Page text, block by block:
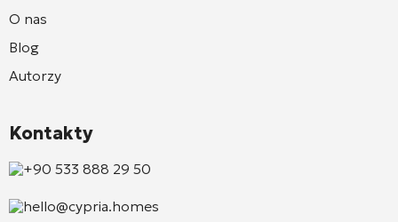
O nas
Blog
Autorzy
Kontakty
+90 533 888 29 50
hello@cypria.homes